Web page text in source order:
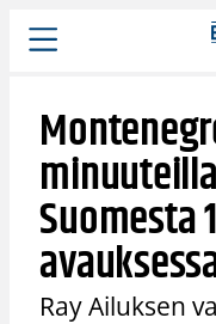
Siirry
sisältöön
Suomesta
Ray Ailuksen